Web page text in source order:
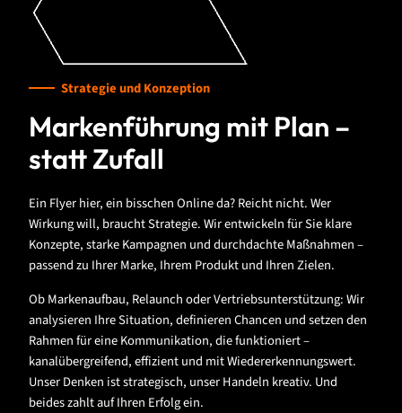
Strategie und Konzeption
Markenführung mit Plan –
statt Zufall
Ein Flyer hier, ein bisschen Online da? Reicht nicht. Wer
Wirkung will, braucht Strategie. Wir entwickeln für Sie klare
Konzepte, starke Kampagnen und durchdachte Maßnahmen –
passend zu Ihrer Marke, Ihrem Produkt und Ihren Zielen.
Ob Markenaufbau, Relaunch oder Vertriebsunterstützung: Wir
analysieren Ihre Situation, definieren Chancen und setzen den
Rahmen für eine Kommunikation, die funktioniert –
kanalübergreifend, effizient und mit Wiedererkennungswert.
Unser Denken ist strategisch, unser Handeln kreativ. Und
beides zahlt auf Ihren Erfolg ein.